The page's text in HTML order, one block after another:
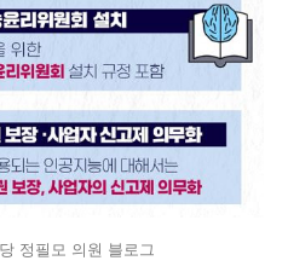
정필모 의원 블로그